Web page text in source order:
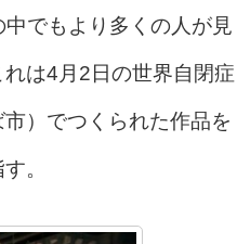
でもより多くの人が見
は4月2日の世界自閉症
）でつくられた作品を
。